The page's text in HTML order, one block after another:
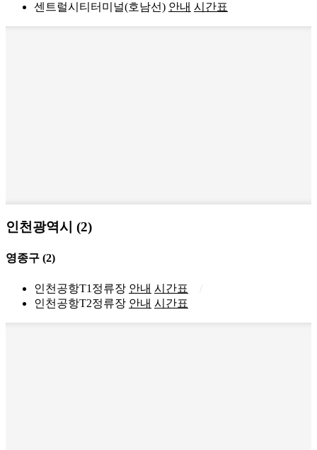
센트럴시티터미널(호남선) 안내 시간표
인천광역시 (2)
영종구 (2)
인천공항T1정류장 안내 시간표
인천공항T2정류장 안내 시간표